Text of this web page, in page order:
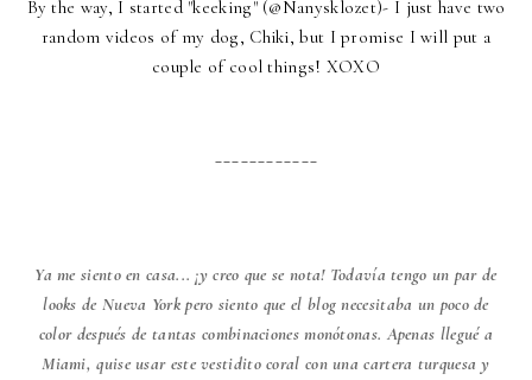
By the way, I started "keeking" (@Nanysklozet)- I just have two
random videos of my dog, Chiki, but I promise I will put a
couple of cool things! XOXO
Ya me siento en casa... ¡y creo que se nota! Todavía tengo un par de
looks de Nueva York pero siento que el blog necesitaba un poco de
color después de tantas combinaciones monótonas. Apenas llegué a
Miami, quise usar este vestidito coral con una cartera turquesa y